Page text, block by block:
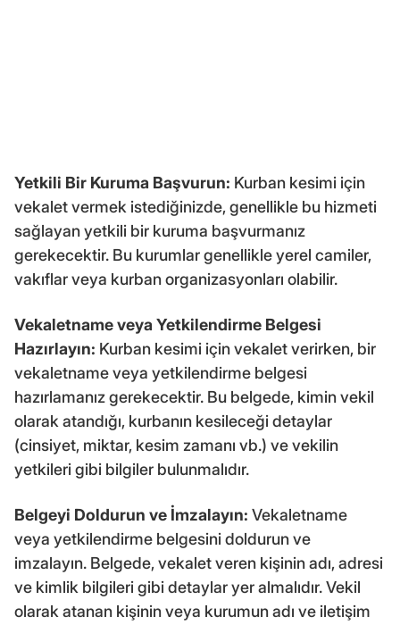
Yetkili Bir Kuruma Başvurun: Kurban kesimi için
vekalet vermek istediğinizde, genellikle bu hizmeti
sağlayan yetkili bir kuruma başvurmanız
gerekecektir. Bu kurumlar genellikle yerel camiler,
vakıflar veya kurban organizasyonları olabilir.
Vekaletname veya Yetkilendirme Belgesi
Hazırlayın: Kurban kesimi için vekalet verirken, bir
vekaletname veya yetkilendirme belgesi
hazırlamanız gerekecektir. Bu belgede, kimin vekil
olarak atandığı, kurbanın kesileceği detaylar
(cinsiyet, miktar, kesim zamanı vb.) ve vekilin
yetkileri gibi bilgiler bulunmalıdır.
Belgeyi Doldurun ve İmzalayın: Vekaletname
veya yetkilendirme belgesini doldurun ve
imzalayın. Belgede, vekalet veren kişinin adı, adresi
ve kimlik bilgileri gibi detaylar yer almalıdır. Vekil
olarak atanan kişinin veya kurumun adı ve iletişim